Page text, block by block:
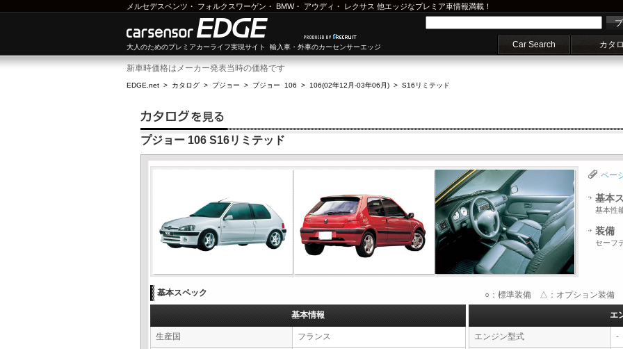
メルセデスベンツ ・ フォルクスワーゲン ・ BMW・ アウディ ・ レクサス 他エッジなプレミア車情報満載！
大人のためのプレミアカーライフ実現サイト 輸入車・外車のカーセンサーエッジ Car Search カタ
新車時価格はメーカー発表当時の価格です
EDGE.net > カタログ > プジョー > プジョー 106 > 106(02年12月-03年06月) > S16リミテッド
プジョー 106 S16リミテッド
ペー
基本
基本性
装備
セーフ
基本スペック ○：標準装備 △：オプション装備 -
基本情報
生産国 フランス
エ
エンジン型式 -